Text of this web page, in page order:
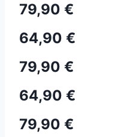
79,90 €
64,90 €
79,90 €
64,90 €
79,90 €